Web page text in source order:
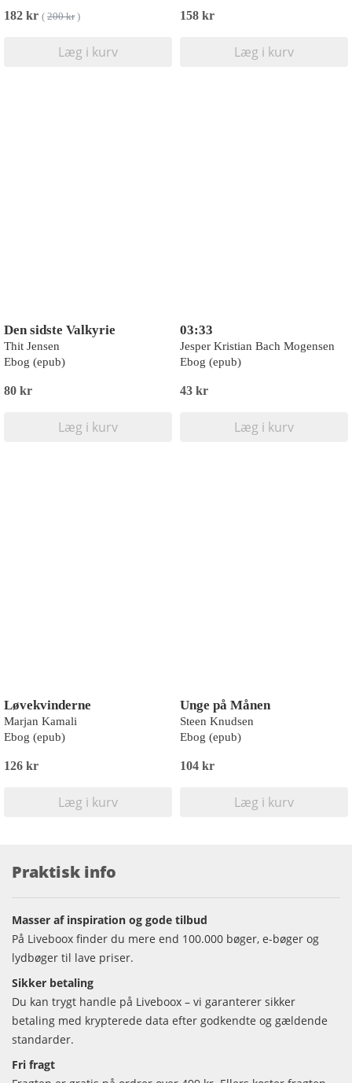
182 kr ( 200 kr)
Læg i kurv
158 kr
Læg i kurv
Den sidste Valkyrie
Thit Jensen
Ebog (epub)
80 kr
Læg i kurv
03:33
Jesper Kristian Bach Mogensen
Ebog (epub)
43 kr
Læg i kurv
Løvekvinderne
Marjan Kamali
Ebog (epub)
126 kr
Læg i kurv
Unge på Månen
Steen Knudsen
Ebog (epub)
104 kr
Læg i kurv
Praktisk info
Masser af inspiration og gode tilbud
På Liveboox finder du mere end 100.000 bøger, e-bøger og
lydbøger til lave priser.
Sikker betaling
Du kan trygt handle på Liveboox – vi garanterer sikker
betaling med krypterede data efter godkendte og gældende
standarder.
Fri fragt